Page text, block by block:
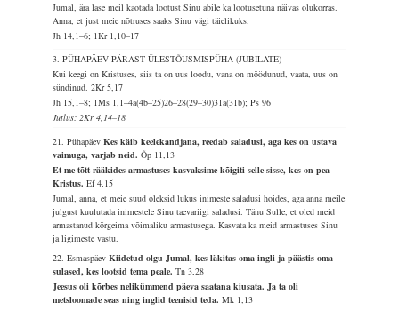
Jumal, ära lase meil kaotada lootust Sinu abile ka lootusetuna näivas olukorras.
Anna, et just meie nõtruses saaks Sinu vägi täielikuks.
Jh 14,1–6; 1Kr 1,10–17
3. PÜHAPÄEV PÄRAST ÜLESTÕUSMISPÜHA (JUBILATE)
Kui keegi on Kristuses, siis ta on uus loodu, vana on möödunud, vaata, uus on
sündinud.2Kr 5,17
Jh 15,1–8; 1Ms 1,1–4a(4b–25)26–28(29–30)31a(31b); Ps 96
Jutlus: 2Kr 4,14–18
21. PühapäevKes käib keelekandjana, reedab saladusi, aga kes on ustava
vaimuga, varjab neid.Õp 11,13
Et me tõtt rääkides armastuses kasvaksime kõigiti selle sisse, kes on pea –
Kristus.Ef 4,15
Jumal, anna, et meie suud oleksid lukus inimeste saladusi hoides, aga anna meile
julgust kuulutada inimestele Sinu taevariigi saladusi. Tänu Sulle, et oled meid
armastanud kõrgeima võimaliku armastusega. Kasvata ka meid armastuses Sinu
ja ligimeste vastu.
22. EsmaspäevKiidetud olgu Jumal, kes läkitas oma ingli ja päästis oma
sulased, kes lootsid tema peale.Tn 3,28
Jeesus oli kõrbes nelikümmend päeva saatana kiusata. Ja ta oli
metsloomade seas ning inglid teenisid teda.Mk 1,13